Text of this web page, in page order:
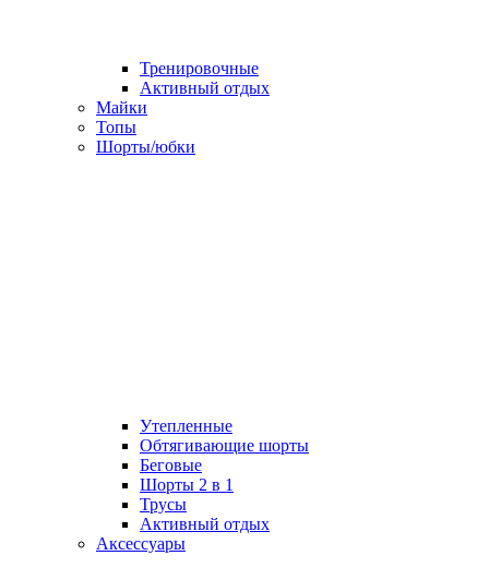
Тренировочные
Активный отдых
Майки
Топы
Шорты/юбки
Утепленные
Обтягивающие шорты
Беговые
Шорты 2 в 1
Трусы
Активный отдых
Аксессуары